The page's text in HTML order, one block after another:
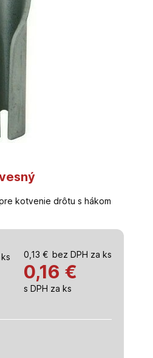
kotvenie drôtu s hákom
0,13 € bez DPH za ks
0,16 €
s DPH za ks